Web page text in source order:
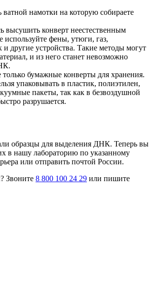
ватной намотки на которую собираете
высушить конверт неестественным
используйте фены, утюги, газ,
и другие устройства. Такие методы могут
и из него станет невозможно
только бумажные конверты для хранения.
упаковывать в пластик, полиэтилен,
пакеты, так как в безвоздушной
разрушается.
образцы для выделения ДНК. Теперь вы
в нашу лабораторию по указанному
или отправить почтой России.
Звоните 8 800 100 24 29 или пишите